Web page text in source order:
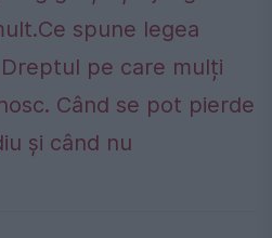
spune legea
pe care mulți
Când se pot pierde
și când nu